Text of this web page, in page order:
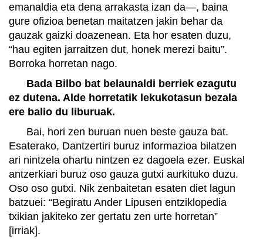
emanaldia eta dena arrakasta izan da—, baina
gure ofizioa benetan maitatzen jakin behar da
gauzak gaizki doazenean. Eta hor esaten duzu,
“hau egiten jarraitzen dut, honek merezi baitu”.
Borroka horretan nago.
Bada Bilbo bat belaunaldi berriek ezagutu
ez dutena. Alde horretatik lekukotasun bezala
ere balio du liburuak.
Bai, hori zen buruan nuen beste gauza bat.
Esaterako, Dantzertiri buruz informazioa bilatzen
ari nintzela ohartu nintzen ez dagoela ezer. Euskal
antzerkiari buruz oso gauza gutxi aurkituko duzu.
Oso oso gutxi. Nik zenbaitetan esaten diet lagun
batzuei: “Begiratu Ander Lipusen entziklopedia
txikian jakiteko zer gertatu zen urte horretan”
[irriak].